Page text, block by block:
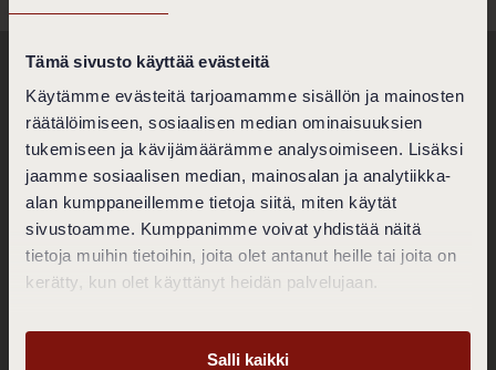
Tämä sivusto käyttää evästeitä
Käytämme evästeitä tarjoamamme sisällön ja mainosten
räätälöimiseen, sosiaalisen median ominaisuuksien
tukemiseen ja kävijämäärämme analysoimiseen. Lisäksi
jaamme sosiaalisen median, mainosalan ja analytiikka-
alan kumppaneillemme tietoja siitä, miten käytät
sivustoamme. Kumppanimme voivat yhdistää näitä
tietoja muihin tietoihin, joita olet antanut heille tai joita on
kerätty, kun olet käyttänyt heidän palvelujaan.
Salli kaikki
Ravintola Toscanini
Bulevardi 2 - 4
00120 Helsinki
Ota yhteyttä
Puh. 020 770 4713
restaurant.toscanini@klauskhotel.com
Tietosuojaseloste
Evästekäytäntö
Yleiset varaus- ja peruutusehdot